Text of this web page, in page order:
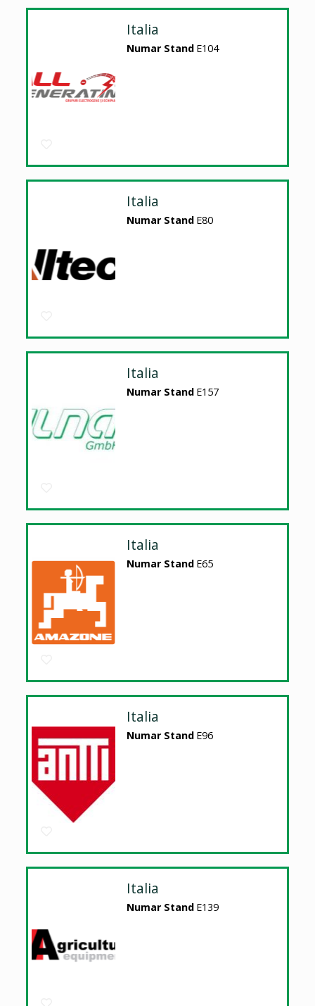
Italia
Numar Stand E104
Italia
Numar Stand E80
Italia
Numar Stand E157
Italia
Numar Stand E65
Italia
Numar Stand E96
Italia
Numar Stand E139